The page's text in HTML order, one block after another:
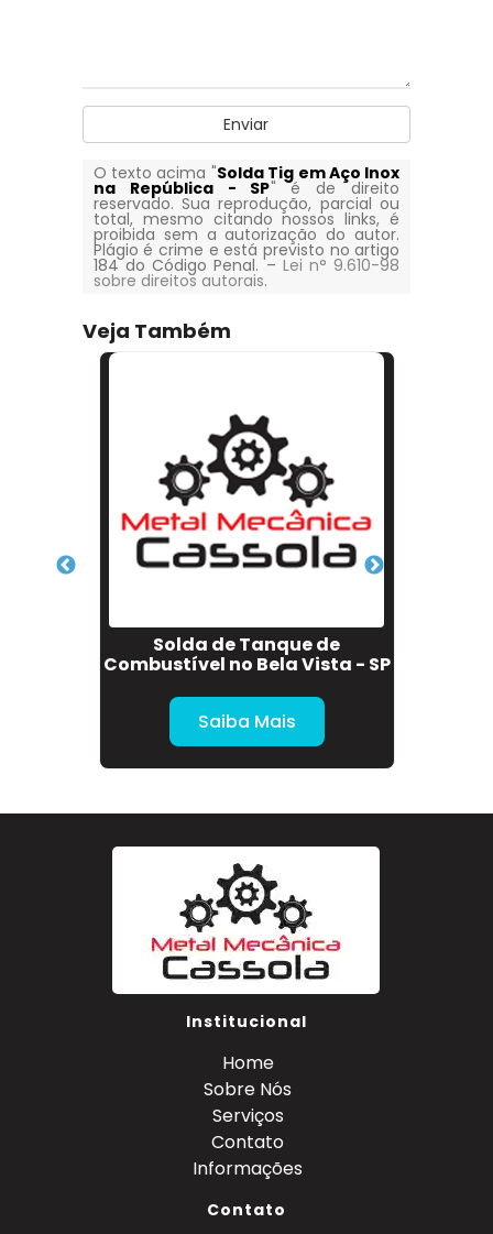
Enviar
O texto acima "Solda Tig em Aço Inox
na República - SP" é de direito
reservado. Sua reprodução, parcial ou
total, mesmo citando nossos links, é
proibida sem a autorização do autor.
Plágio é crime e está previsto no artigo
184 do Código Penal. – Lei n° 9.610-98
sobre direitos autorais.
Veja Também
Solda de Tanque de
Combustível no Bela Vista - SP
Saiba Mais
Institucional
Home
Sobre Nós
Serviços
Contato
Informações
Contato